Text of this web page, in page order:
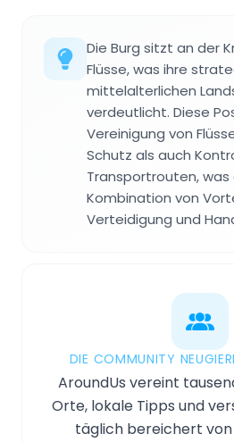
Die Burg sitzt an der
Flüsse, was ihre
mittelalterlichen
verdeutlicht. Diese
Vereinigung von
Schutz als auch
Transportrouten,
Kombination von
Verteidigung und
DIE COMMUNITY
AroundUs vereint
Orte, lokale Tipps und
täglich bereichert